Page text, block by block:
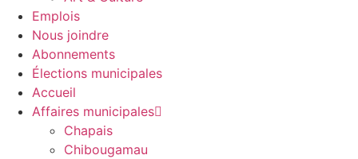
Emplois
Nous joindre
Abonnements
Élections municipales
Accueil
Affaires municipales
Chapais
Chibougamau